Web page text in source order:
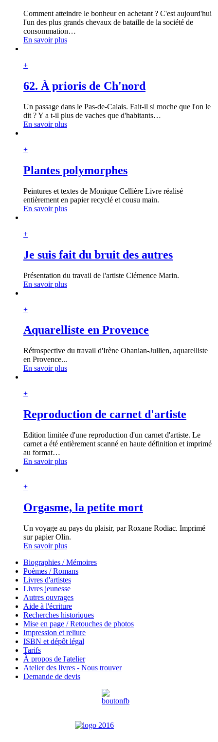
Comment atteindre le bonheur en achetant ? C'est aujourd'hui
l'un des plus grands chevaux de bataille de la société de
consommation…
En savoir plus
+
62. À prioris de Ch'nord
Un passage dans le Pas-de-Calais. Fait-il si moche que l'on le
dit ? Y a t-il plus de vaches que d'habitants…
En savoir plus
+
Plantes polymorphes
Peintures et textes de Monique Cellière Livre réalisé
entièrement en papier recyclé et cousu main.
En savoir plus
+
Je suis fait du bruit des autres
Présentation du travail de l'artiste Clémence Marin.
En savoir plus
+
Aquarelliste en Provence
Rétrospective du travail d'Irène Ohanian-Jullien, aquarelliste
en Provence...
En savoir plus
+
Reproduction de carnet d'artiste
Edition limitée d'une reproduction d'un carnet d'artiste. Le
carnet a été entièrement scanné en haute définition et imprimé
au format…
En savoir plus
+
Orgasme, la petite mort
Un voyage au pays du plaisir, par Roxane Rodiac. Imprimé
sur papier Olin.
En savoir plus
Biographies / Mémoires
Poèmes / Romans
Livres d'artistes
Livres jeunesse
Autres ouvrages
Aide à l'écriture
Recherches historiques
Mise en page / Retouches de photos
Impression et reliure
ISBN et dépôt légal
Tarifs
À propos de l'atelier
Atelier des livres - Nous trouver
Demande de devis